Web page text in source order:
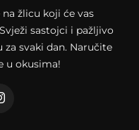
žlicu koji će vas
sastojci i pažljivo
svaki dan. Naručite
u okusima!